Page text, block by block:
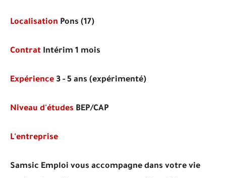
Localisation Pons (17)
Contrat Intérim 1 mois
Expérience 3 - 5 ans (expérimenté)
Niveau d'études BEP/CAP
L'entreprise
Samsic Emploi vous accompagne dans votre vie